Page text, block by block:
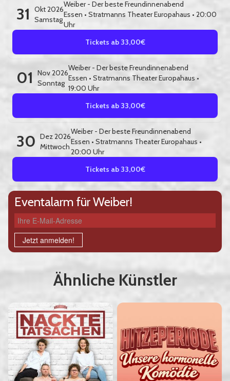
31
Okt 2026
Samstag
Weiber - Der beste Freundinnenabend
Essen • Stratmanns Theater Europahaus • 20:00
Uhr
Tickets ab 33,00€
01
Nov 2026
Sonntag
Weiber - Der beste Freundinnenabend
Essen • Stratmanns Theater Europahaus •
19:00 Uhr
Tickets ab 33,00€
30 Dez 2026
Mittwoch
Weiber - Der beste Freundinnenabend
Essen • Stratmanns Theater Europahaus •
20:00 Uhr
Tickets ab 33,00€
Eventalarm für Weiber!
Ihre E-Mail-Adresse
Jetzt anmelden!
Ähnliche Künstler